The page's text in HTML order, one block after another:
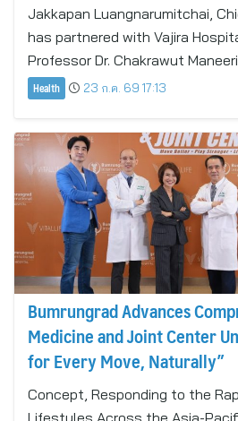
Jakkapan Luangnarumitchai,
has partnered with Vajira
Professor Dr. Chakrawut
Health 23 ก.ค. 69 17:13
Bumrungrad Advances
Medicine and Joint Center
for Every Move, Naturally”
Concept, Responding to the
Lifestyles Across the Asia-